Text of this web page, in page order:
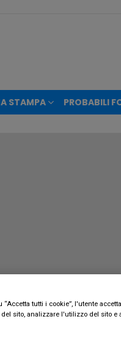
STAMPA PROBABILI
“Accetta tutti i cookie”, l'utente
sito, analizzare l'utilizzo del sito